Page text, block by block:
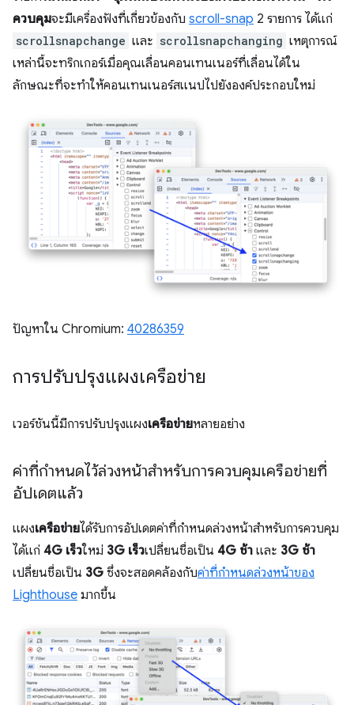
ควบคุมจะมีเครื่องฟังที่เกี่ยวข้องกับ scroll-snap 2 รายการ ได้แก่
scrollsnapchange และ scrollsnapchanging เหตุการณ์
เหล่านี้จะทริกเกอร์เมื่อคุณเลื่อนคอนเทนเนอร์ที่เลื่อนได้ใน
ลักษณะที่จะทำให้คอนเทนเนอร์สแนปไปยังองค์ประกอบใหม่
ปัญหาใน Chromium: 40286359
การปรับปรุงแผงเครือข่าย
เวอร์ชันนี้มีการปรับปรุงแผงเครือข่ายหลายอย่าง
ค่าที่กำหนดไว้ล่วงหน้าสำหรับการควบคุมเครือข่ายที่
อัปเดตแล้ว
แผงเครือข่ายได้รับการอัปเดตค่าที่กำหนดล่วงหน้าสำหรับการควบคุม
ได้แก่ 4G เร็วใหม่ 3G เร็วเปลี่ยนชื่อเป็น 4G ช้า และ 3G ช้า
เปลี่ยนชื่อเป็น 3G ซึ่งจะสอดคล้องกับค่าที่กำหนดล่วงหน้าของ
Lighthouse มากขึ้น